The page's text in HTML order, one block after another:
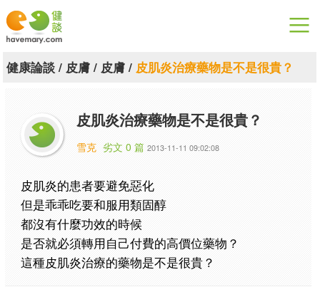
漫漫健康
關於健談
聯絡我們
下載專區
健康論談/ 皮膚/ 皮膚/ 皮肌炎治療藥物是不是很貴？
皮肌炎治療藥物是不是很貴？
雪克 劣文 0 篇 2013-11-11 09:02:08
皮肌炎的患者要避免惡化
但是乖乖吃要和服用類固醇
都沒有什麼功效的時候
是否就必須轉用自己付費的高價位藥物？
這種皮肌炎治療的藥物是不是很貴？